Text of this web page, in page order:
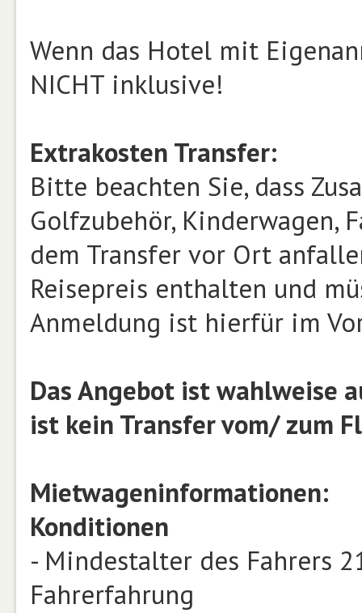
Wenn das Hotel mit
NICHT inklusive!
Extrakosten Transfer:
Bitte beachten Sie, dass
Golfzubehör, Kinderwagen,
dem Transfer vor Ort
Reisepreis enthalten und
Anmeldung ist hierfür im
Das Angebot ist wahlweise
ist kein Transfer vom/ zum
Mietwageninformationen:
Konditionen
- Mindestalter des Fahrers
Fahrerfahrung